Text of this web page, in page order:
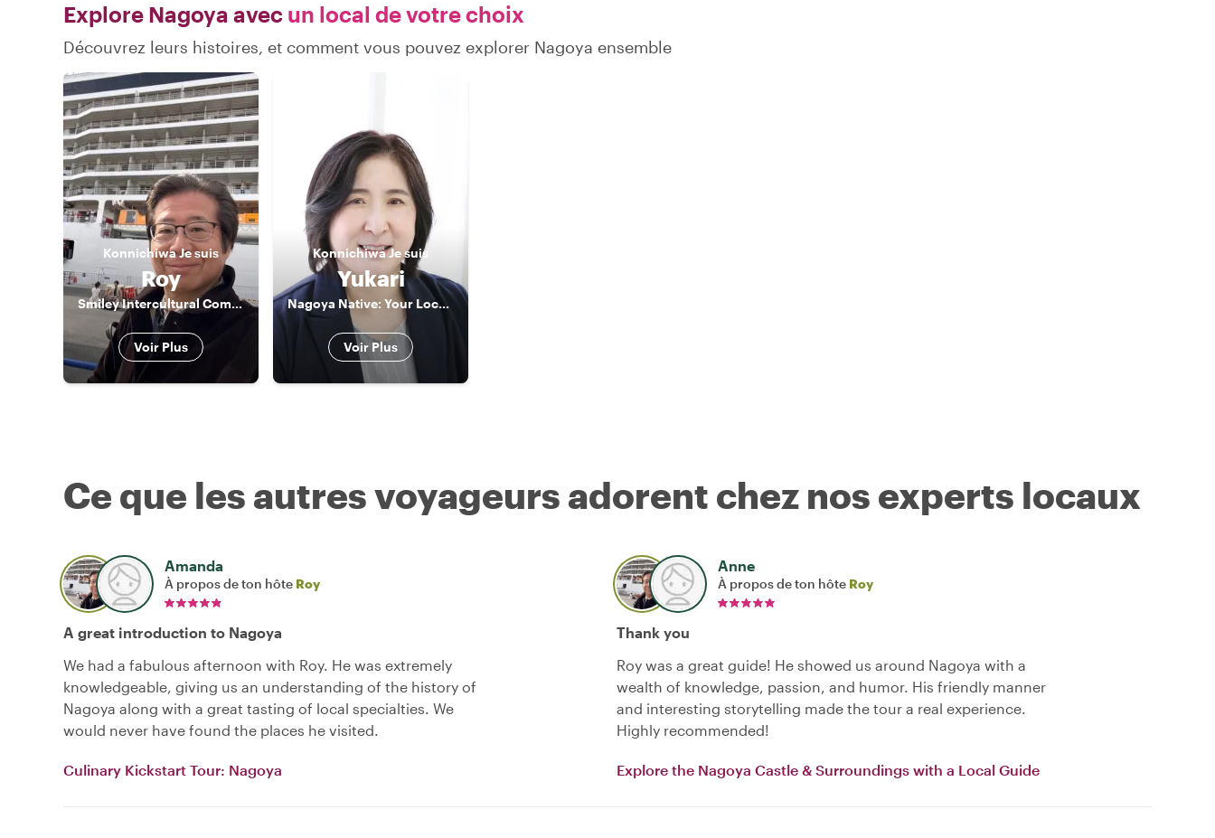
Explore Nagoya avec un local de votre choix
Découvrez leurs histoires, et comment vous pouvez explorer Nagoya ensemble
KonnichiwaJe suis
Roy
Smiley Intercultural Communicator
Voir Plus
KonnichiwaJe suis
Yukari
Nagoya Native: Your Local Food & Shopping Guide
Voir Plus
Ce que les autres voyageurs adorent chez nos experts locaux
Amanda
À propos de ton hôte Roy
A great introduction to Nagoya
We had a fabulous afternoon with Roy. He was extremely
knowledgeable, giving us an understanding of the history of
Nagoya along with a great tasting of local specialties. We
would never have found the places he visited.
Culinary Kickstart Tour: Nagoya
Anne
À propos de ton hôte Roy
Thank you
Roy was a great guide! He showed us around Nagoya with a
wealth of knowledge, passion, and humor. His friendly manner
and interesting storytelling made the tour a real experience.
Highly recommended!
Explore the Nagoya Castle & Surroundings with a Local Guide